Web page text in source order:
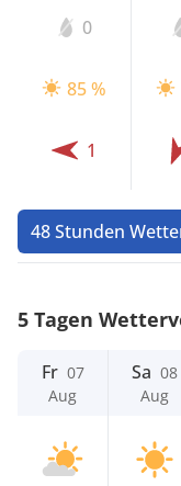
0
85 %
1
48 Stunden
5 Tagen
Fr 07
Aug
Sa 08
Aug